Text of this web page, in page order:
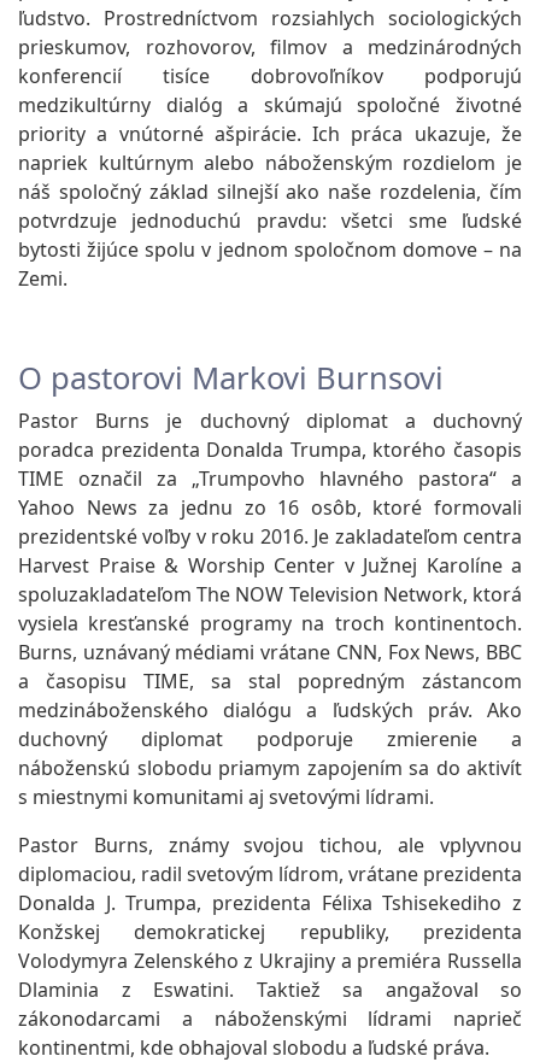
ľudstvo. Prostredníctvom rozsiahlych sociologických
prieskumov, rozhovorov, filmov a medzinárodných
konferencií tisíce dobrovoľníkov podporujú
medzikultúrny dialóg a skúmajú spoločné životné
priority a vnútorné ašpirácie. Ich práca ukazuje, že
napriek kultúrnym alebo náboženským rozdielom je
náš spoločný základ silnejší ako naše rozdelenia, čím
potvrdzuje jednoduchú pravdu: všetci sme ľudské
bytosti žijúce spolu v jednom spoločnom domove – na
Zemi.
O pastorovi Markovi Burnsovi
Pastor Burns je duchovný diplomat a duchovný
poradca prezidenta Donalda Trumpa, ktorého časopis
TIME označil za „Trumpovho hlavného pastora“ a
Yahoo News za jednu zo 16 osôb, ktoré formovali
prezidentské voľby v roku 2016. Je zakladateľom centra
Harvest Praise & Worship Center v Južnej Karolíne a
spoluzakladateľom The NOW Television Network, ktorá
vysiela kresťanské programy na troch kontinentoch.
Burns, uznávaný médiami vrátane CNN, Fox News, BBC
a časopisu TIME, sa stal popredným zástancom
medzináboženského dialógu a ľudských práv. Ako
duchovný diplomat podporuje zmierenie a
náboženskú slobodu priamym zapojením sa do aktivít
s miestnymi komunitami aj svetovými lídrami.
Pastor Burns, známy svojou tichou, ale vplyvnou
diplomaciou, radil svetovým lídrom, vrátane prezidenta
Donalda J. Trumpa, prezidenta Félixa Tshisekediho z
Konžskej demokratickej republiky, prezidenta
Volodymyra Zelenského z Ukrajiny a premiéra Russella
Dlaminia z Eswatini. Taktiež sa angažoval so
zákonodarcami a náboženskými lídrami naprieč
kontinentmi, kde obhajoval slobodu a ľudské práva.